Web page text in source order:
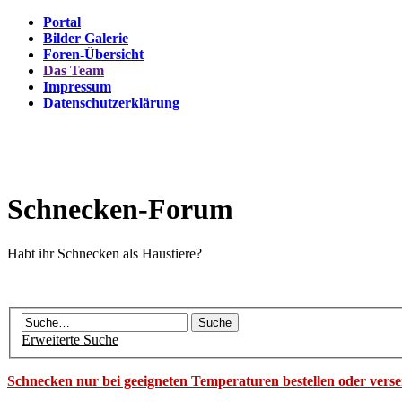
Portal
Bilder Galerie
Foren-Übersicht
Das Team
Impressum
Datenschutzerklärung
Schnecken-Forum
Habt ihr Schnecken als Haustiere?
Erweiterte Suche
Schnecken nur bei geeigneten Temperaturen bestellen oder